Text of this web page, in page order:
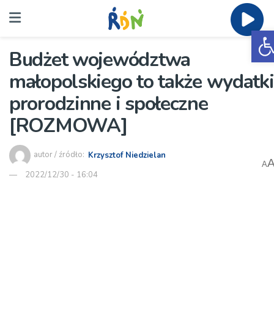
Budżet województwa
małopolskiego to także wydatki
prorodzinne i społeczne
[ROZMOWA]
autor / źródło: Krzysztof Niedzielan
2022/12/30 - 16:04
A